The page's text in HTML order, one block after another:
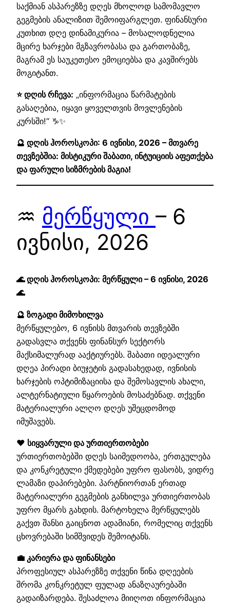
საქმიან ასპარეზზე დღეს მხოლოდ სამომავლო
გეგმების ანალიზით შემოიფარგლეთ. ფინანსური
კუთხით დღე დინამიკურია – მოსალოდნელია
მცირე ხარჯები მგზავრობასა და გართობაზე,
მაგრამ ეს საუკეთესო ემოციებსა და კავშირებს
მოგიტანთ.
⭐ დღის რჩევა: „ინფორმაცია წარმატების
გასაღებია, იყავი ყოველთვის მოვლენების
კურსში!“ ♑✨
🔮 დღის ჰოროსკოპი: 6 ივნისი, 2026 – მთვარე
თევზებშია: მისტიკური შაბათი, ინტუიციის აფეთქება
და ფარული სიზმრების მაგია!
♒ მერწყული – 6
ივნისი, 2026
🌊 დღის ჰოროსკოპი: მერწყული – 6 ივნისი, 2026
🌊
🔮 ზოგადი მიმოხილვა
მერწყულებო, 6 ივნისს მთვარის თევზებში
გადასვლა თქვენს ფინანსურ სექტორს
მაქსიმალურად ააქტიურებს. შაბათი იდეალური
დღეა პირადი ბიუჯეტის გადასახედად, ივნისის
ხარჯების ოპტიმიზაციისა და შემოსავლის ახალი,
ალტერნატიული წყაროების მოსაძებნად. თქვენი
მატერიალური ალღო დღეს უშეცდომოდ
იმუშავებს.
❤️ სიყვარული და ურთიერთობები
ურთიერთობებში დღეს საიმედოობა, ერთგულება
და კონკრეტული ქმედებები უფრო ფასობს, ვიდრე
ლამაზი დაპირებები. პარტნიორთან ერთად
მატერიალური გეგმების განხილვა ურთიერთობას
უფრო მყარს გახდის. მარტოხელა მერწყულებს
გაქვთ შანსი გაიცნოთ ადამიანი, რომელიც თქვენს
ცხოვრებაში სიმშვიდეს შემოიტანს.
💼 კარიერა და ფინანსები
პროფესიულ ასპარეზზე თქვენი წინა დღეების
შრომა კონკრეტულ ფულად ანაზღაურებაში
გადაიზარდება. შესაძლოა მიიღოთ ინფორმაცია